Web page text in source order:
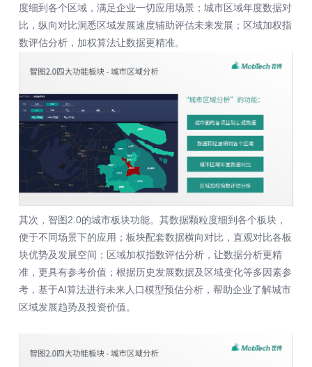
度细到各个区域，满足企业一切应用场景；城市区域年度数据对
比，纵向对比洞悉区域发展速度辅助评估未来发展；区域加权指
数评估分析，加权算法让数据更精准。
其次，智图2.0的城市板块功能。其数据颗粒度细到各个板块，
便于不同场景下的应用；板块配套数据横向对比，直观对比各板
块优势及发展空间；区域加权指数评估分析，让数据分析更精
准，更具有参考价值；根据历史发展数据及区域变化等多因素参
考，基于AI算法进行未来人口模型预估分析，帮助企业了解城市
区域发展趋势及投资价值。